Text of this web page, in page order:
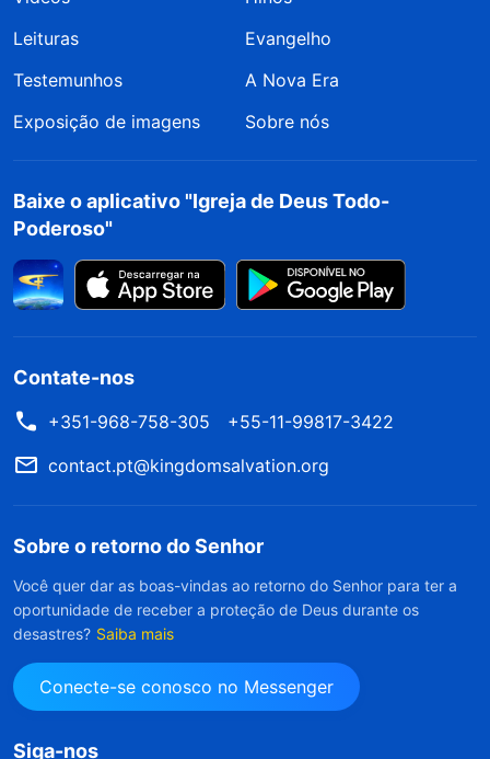
Leituras
Evangelho
Testemunhos
A Nova Era
Exposição de imagens
Sobre nós
Baixe o aplicativo "Igreja de Deus Todo-
Poderoso"
Contate-nos
+351-968-758-305
+55-11-99817-3422
contact.pt@kingdomsalvation.org
Sobre o retorno do Senhor
Você quer dar as boas-vindas ao retorno do Senhor para ter a
oportunidade de receber a proteção de Deus durante os
desastres? Saiba mais
Conecte-se conosco no Messenger
Siga-nos